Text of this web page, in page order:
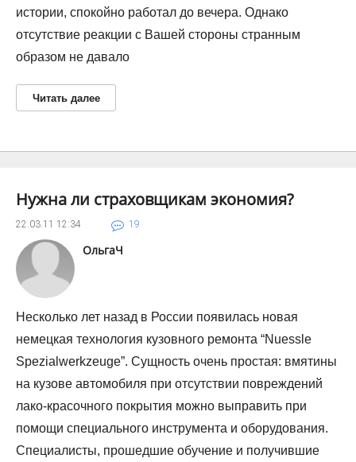
истории, спокойно работал до вечера. Однако
отсутствие реакции с Вашей стороны странным
образом не давало
Читать далее
ОльгаЧ
Нужна ли страховщикам экономия?
22.03.11 12:34 19
Несколько лет назад в России появилась новая
немецкая технология кузовного ремонта “Nuessle
Spezialwerkzeuge”. Сущность очень простая: вмятины
на кузове автомобиля при отсутствии повреждений
лако-красочного покрытия можно выправить при
помощи специального инструмента и оборудования.
Специалисты, прошедшие обучение и получившие